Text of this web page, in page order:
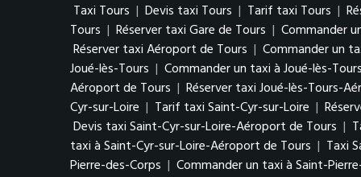
Taxi Tours | Devis taxi Tours | Tarif taxi Tours |
Tours | Réserver taxi Gare de Tours | Commander
Réserver taxi Aéroport de Tours | Commander un
Joué-lès-Tours | Commander un taxi à Joué-lès-Tours
Aéroport de Tours | Réserver taxi Joué-lès-Tours-
Cyr-sur-Loire | Tarif taxi Saint-Cyr-sur-Loire |
Devis taxi Saint-Cyr-sur-Loire-Aéroport de Tours |
taxi à Saint-Cyr-sur-Loire-Aéroport de Tours | Taxi
Pierre-des-Corps | Commander un taxi à Saint-